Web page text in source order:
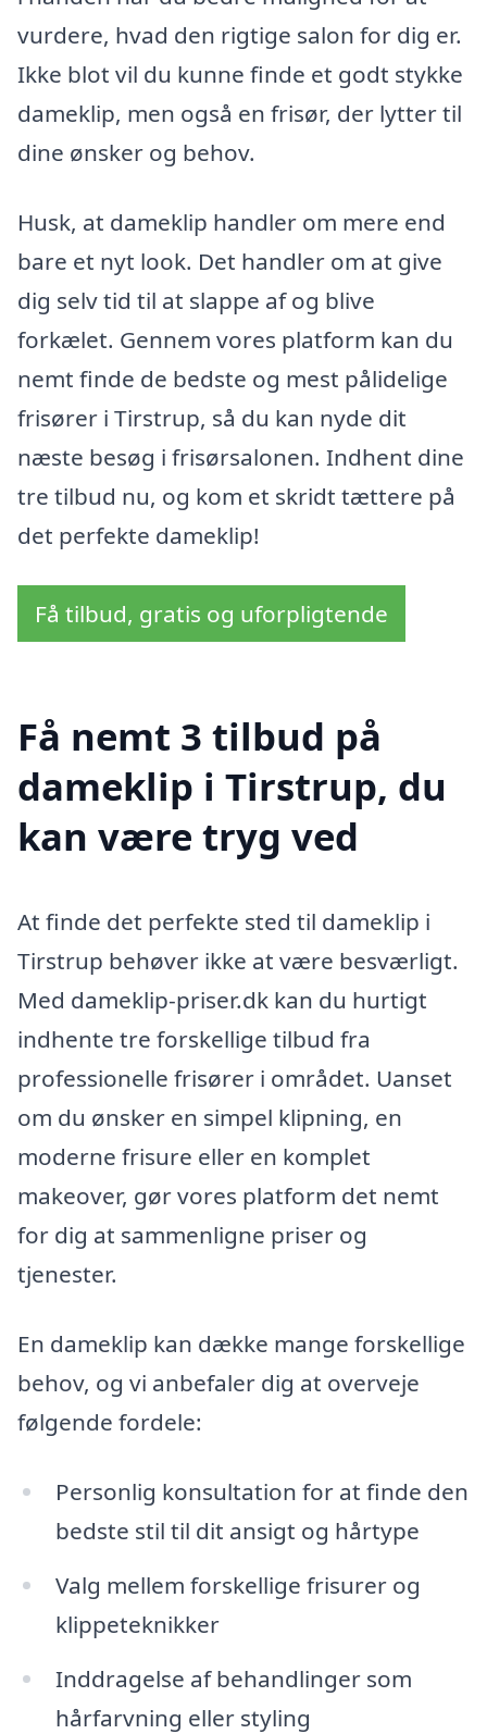
vurdere, hvad den rigtige salon for dig er.
Ikke blot vil du kunne finde et godt stykke
dameklip, men også en frisør, der lytter til
dine ønsker og behov.
Husk, at dameklip handler om mere end
bare et nyt look. Det handler om at give
dig selv tid til at slappe af og blive
forkælet. Gennem vores platform kan du
nemt finde de bedste og mest pålidelige
frisører i Tirstrup, så du kan nyde dit
næste besøg i frisørsalonen. Indhent dine
tre tilbud nu, og kom et skridt tættere på
det perfekte dameklip!
Få tilbud, gratis og uforpligtende
Få nemt 3 tilbud på
dameklip i Tirstrup, du
kan være tryg ved
At finde det perfekte sted til dameklip i
Tirstrup behøver ikke at være besværligt.
Med dameklip-priser.dk kan du hurtigt
indhente tre forskellige tilbud fra
professionelle frisører i området. Uanset
om du ønsker en simpel klipning, en
moderne frisure eller en komplet
makeover, gør vores platform det nemt
for dig at sammenligne priser og
tjenester.
En dameklip kan dække mange forskellige
behov, og vi anbefaler dig at overveje
følgende fordele:
Personlig konsultation for at finde den
bedste stil til dit ansigt og hårtype
Valg mellem forskellige frisurer og
klippeteknikker
Inddragelse af behandlinger som
hårfarvning eller styling